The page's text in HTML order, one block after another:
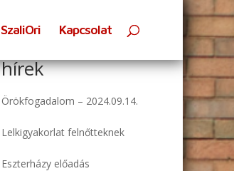
SzaliOri Kapcsolat
hírek
Örökfogadalom – 2024.09.14.
Lelkigyakorlat felnőtteknek
Eszterházy előadás